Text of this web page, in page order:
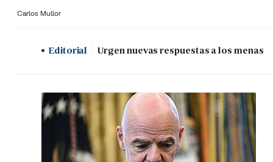
Carlos Mullor
Editorial Urgen nuevas respuestas a los menas